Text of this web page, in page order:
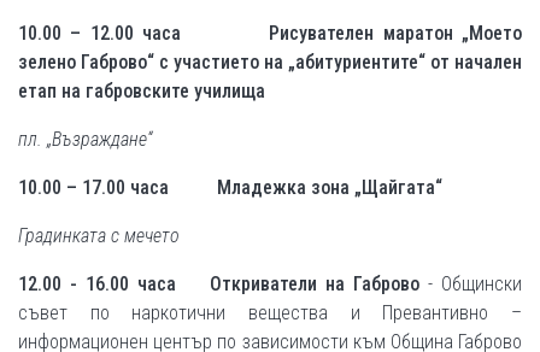
10.00 – 12.00 часа
Рисувателен маратон „Моето
зелено Габрово“ с участието на „абитуриентите“ от началeн
етап на габровските училища
пл. „Възраждане“
10.00 – 17.00 часа Младежка зона „Щайгата“
Градинката с мечето
12.00 - 16.00 часа Откриватели на Габрово - Общински
съвет по наркотични вещества и Превантивно –
информационен център по зависимости към Община Габрово